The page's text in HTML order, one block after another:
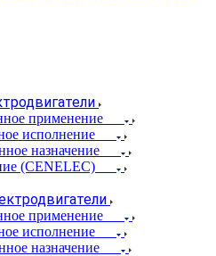
применение
исполнение
назначение
(CENELEC)
применение
исполнение
назначение